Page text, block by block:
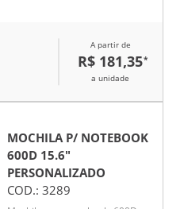
A partir de
R$ 181,35*
a unidade
MOCHILA P/ NOTEBOOK
600D 15.6"
PERSONALIZADO
COD.: 3289